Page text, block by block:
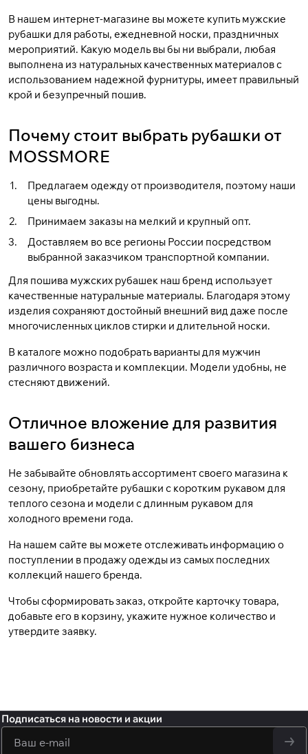
В нашем интернет-магазине вы можете купить мужские
рубашки для работы, ежедневной носки, праздничных
мероприятий. Какую модель вы бы ни выбрали, любая
выполнена из натуральных качественных материалов с
использованием надежной фурнитуры, имеет правильный
крой и безупречный пошив.
Почему стоит выбрать рубашки от
MOSSMORE
Предлагаем одежду от производителя, поэтому наши
цены выгодны.
Принимаем заказы на мелкий и крупный опт.
Доставляем во все регионы России посредством
выбранной заказчиком транспортной компании.
Для пошива мужских рубашек наш бренд использует
качественные натуральные материалы. Благодаря этому
изделия сохраняют достойный внешний вид даже после
многочисленных циклов стирки и длительной носки.
В каталоге можно подобрать варианты для мужчин
различного возраста и комплекции. Модели удобны, не
стесняют движений.
Отличное вложение для развития
вашего бизнеса
Не забывайте обновлять ассортимент своего магазина к
сезону, приобретайте рубашки с коротким рукавом для
теплого сезона и модели с длинным рукавом для
холодного времени года.
На нашем сайте вы можете отслеживать информацию о
поступлении в продажу одежды из самых последних
коллекций нашего бренда.
Чтобы сформировать заказ, откройте карточку товара,
добавьте его в корзину, укажите нужное количество и
утвердите заявку.
Подписаться на новости и акции